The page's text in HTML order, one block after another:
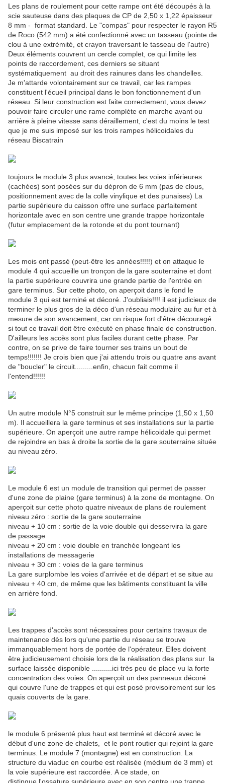
Les plans de roulement pour cette rampe ont été découpés à la
scie sauteuse dans des plaques de CP de 2,50 x 1,22 épaisseur
8 mm - format standard. Le "compas" pour respecter le rayon R5
de Roco (542 mm) a été confectionné avec un tasseau (pointe de
clou à une extrémité, et crayon traversant le tasseau de l'autre)
Deux éléments couvrent un cercle complet, ce qui limite les
points de raccordement, ces derniers se situant
systématiquement au droit des rainures dans les chandelles.
Je m'attarde volontairement sur ce travail, car les rampes
constituent l'écueil principal dans le bon fonctionnement d'un
réseau. Si leur construction est faite correctement, vous devez
pouvoir faire circuler une rame complète en marche avant ou
arrière à pleine vitesse sans déraillement, c'est du moins le test
que je me suis imposé sur les trois rampes hélicoidales du
réseau Biscatrain
toujours le module 3 plus avancé, toutes les voies inférieures
(cachées) sont posées sur du dépron de 6 mm (pas de clous,
positionnement avec de la colle vinylique et des punaises) La
partie supérieure du caisson offre une surface parfaitement
horizontale avec en son centre une grande trappe horizontale
(futur emplacement de la rotonde et du pont tournant)
Les mois ont passé (peut-être les années!!!!!) et on attaque le
module 4 qui accueille un tronçon de la gare souterraine et dont
la partie supérieure couvrira une grande partie de l'entrée en
gare terminus. Sur cette photo, on aperçoit dans le fond le
module 3 qui est terminé et décoré. J'oubliais!!!! il est judicieux de
terminer le plus gros de la déco d'un réseau modulaire au fur et à
mesure de son avancement, car on risque fort d'être découragé
si tout ce travail doit être exécuté en phase finale de construction.
D'ailleurs les accès sont plus faciles durant cette phase. Par
contre, on se prive de faire tourner ses trains un bout de
temps!!!!!!! Je crois bien que j'ai attendu trois ou quatre ans avant
de "boucler" le circuit.........enfin, chacun fait comme il
l'entend!!!!!!
Un autre module N°5 construit sur le même principe (1,50 x 1,50
m). Il accueillera la gare terminus et ses installations sur la partie
supérieure. On aperçoit une autre rampe hélicoidale qui permet
de rejoindre en bas à droite la sortie de la gare souterraine située
au niveau zéro.
Le module 6 est un module de transition qui permet de passer
d'une zone de plaine (gare terminus) à la zone de montagne. On
aperçoit sur cette photo quatre niveaux de plans de roulement
niveau zéro : sortie de la gare souterraine
niveau + 10 cm : sortie de la voie double qui desservira la gare
de passage
niveau + 20 cm : voie double en tranchée longeant les
installations de messagerie
niveau + 30 cm : voies de la gare terminus
La gare surplombe les voies d'arrivée et de départ et se situe au
niveau + 40 cm, de même que les bâtiments constituant la ville
en arrière fond.
Les trappes d'accès sont nécessaires pour certains travaux de
maintenance dès lors qu'une partie du réseau se trouve
immanquablement hors de portée de l'opérateur. Elles doivent
être judicieusement choisie lors de la réalisation des plans sur la
surface laissée disponible ..........ici très peu de place vu la forte
concentration des voies. On aperçoit un des panneaux décoré
qui couvre l'une de trappes et qui est posé provisoirement sur les
quais couverts de la gare.
le module 6 présenté plus haut est terminé et décoré avec le
début d'une zone de chalets, et le pont routier qui rejoint la gare
terminus. Le module 7 (montagne) est en construction. La
structure du viaduc en courbe est réalisée (médium de 3 mm) et
la voie supérieure est raccordée. A ce stade, on